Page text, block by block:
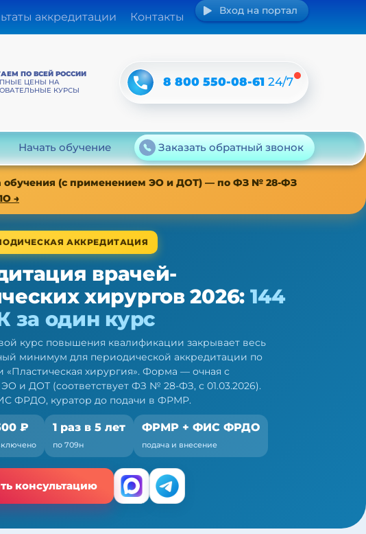
аккредитации Контакты
Вход на портал
ПО ВСЕЙ РОССИИ
ЦЕНЫ НА
КУРСЫ
8 800 550-08-6124/7
Начать обучение Заказать обратный звонок
обучения (с применением ЭО и ДОТ) — по ФЗ № 28-ФЗ
→
АККРЕДИТАЦИЯ
врачей-
хирургов 2026: 144
за один курс
курс повышения квалификации закрывает весь
минимум для периодической аккредитации по
«Пластическая хирургия». Форма — очная с
и ДОТ (соответствует ФЗ № 28-ФЗ, с 01.03.2026).
ФРДО, куратор до подачи в ФРМР.
₽ 1 раз в 5 лет
по 709н
ФРМР + ФИС ФРДО
подача и внесение
консультацию